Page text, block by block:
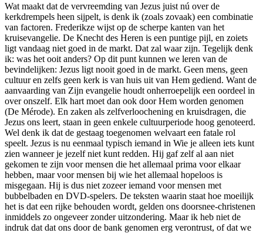
Wat maakt dat de vervreemding van Jezus juist nú over de
kerkdrempels heen sijpelt, is denk ik (zoals zovaak) een combinatie
van factoren. Frederikze wijst op de scherpe kanten van het
kruisevangelie. De Knecht des Heren is een puntige pijl, en zoiets
ligt vandaag niet goed in de markt. Dat zal waar zijn. Tegelijk denk
ik: was het ooit anders? Op dit punt kunnen we leren van de
bevindelijken: Jezus ligt nooit goed in de markt. Geen mens, geen
cultuur en zelfs geen kerk is van huis uit van Hem gediend. Want de
aanvaarding van Zijn evangelie houdt onherroepelijk een oordeel in
over onszelf. Elk hart moet dan ook door Hem worden genomen
(De Mérode). En zaken als zelfverloochening en kruisdragen, die
Jezus ons leert, staan in geen enkele cultuurperiode hoog genoteerd.
Wel denk ik dat de gestaag toegenomen welvaart een fatale rol
speelt. Jezus is nu eenmaal typisch iemand in Wie je alleen iets kunt
zien wanneer je jezelf niet kunt redden. Hij gaf zelf al aan niet
gekomen te zijn voor mensen die het allemaal prima voor elkaar
hebben, maar voor mensen bij wie het allemaal hopeloos is
misgegaan. Hij is dus niet zozeer iemand voor mensen met
bubbelbaden en DVD-spelers. De teksten waarin staat hoe moeilijk
het is dat een rijke behouden wordt, gelden ons doorsnee-christenen
inmiddels zo ongeveer zonder uitzondering. Maar ik heb niet de
indruk dat dat ons door de bank genomen erg verontrust, of dat we